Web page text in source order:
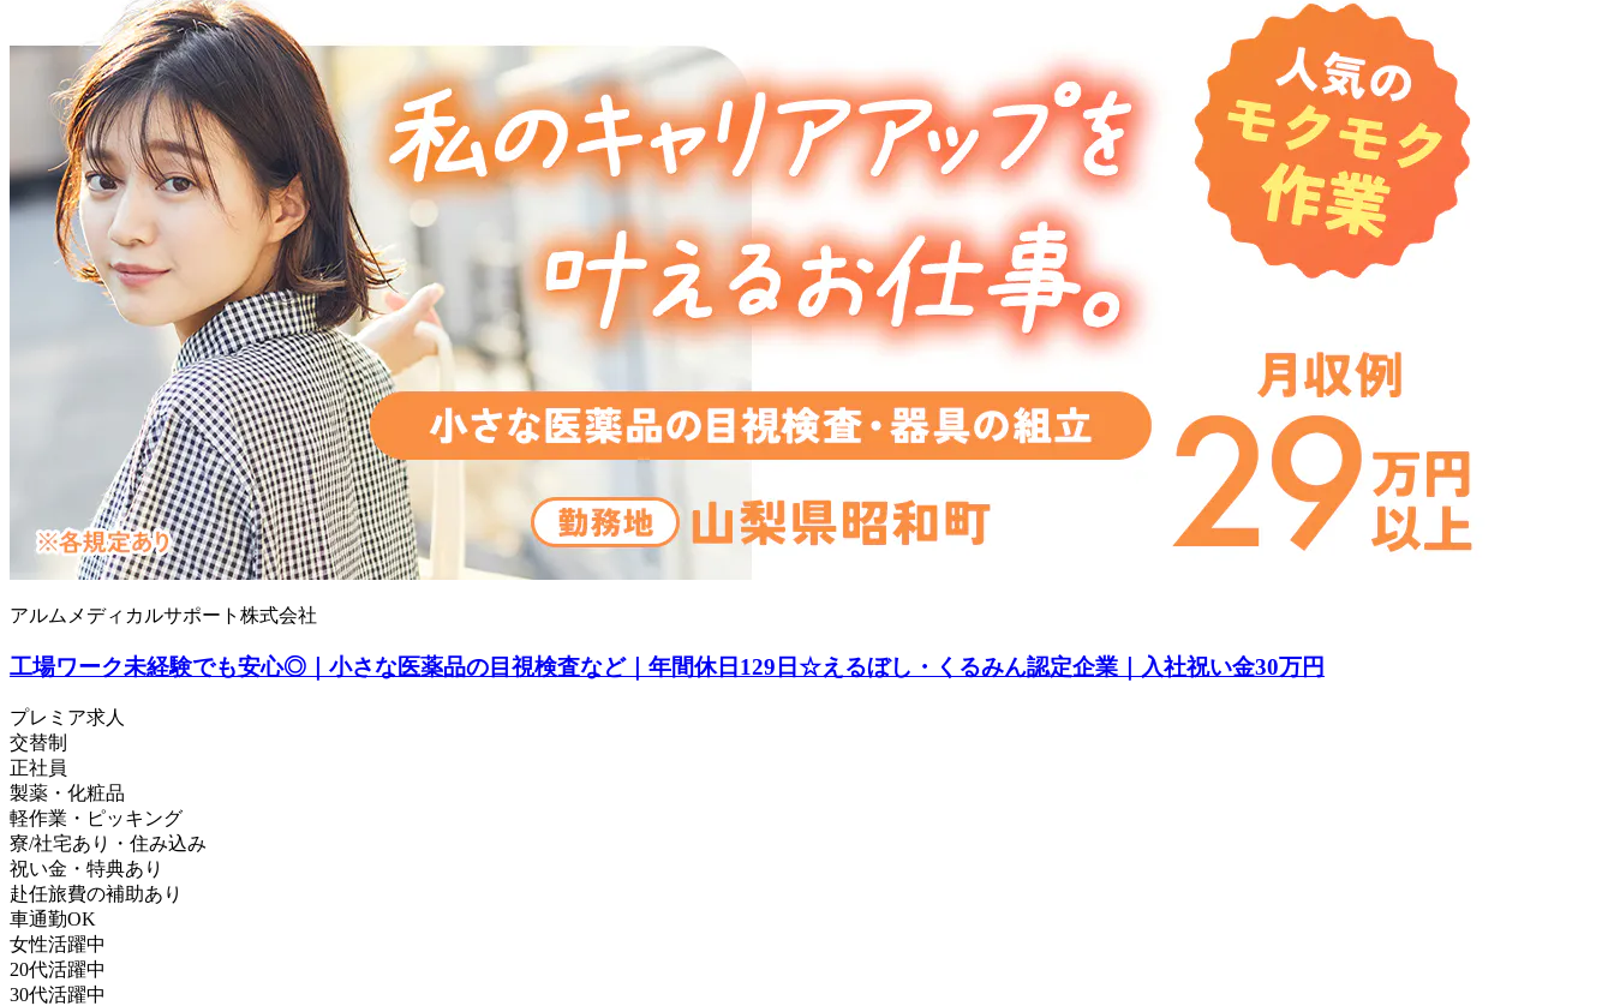
アルムメディカルサポート株式会社
工場ワーク未経験でも安心◎｜小さな医薬品の目視検査など｜年間休日129日☆えるぼし・くるみん認定企業｜入社祝い金30万円
プレミア求人
交替制
正社員
製薬・化粧品
軽作業・ピッキング
寮/社宅あり・住み込み
祝い金・特典あり
赴任旅費の補助あり
車通勤OK
女性活躍中
20代活躍中
30代活躍中